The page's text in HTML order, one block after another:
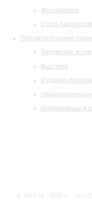
Фотогалерея
Стать партнером
Просветительские
Творческие
Выставки
Издания
Инклюзивные и
2019/20 2020/21 2021/